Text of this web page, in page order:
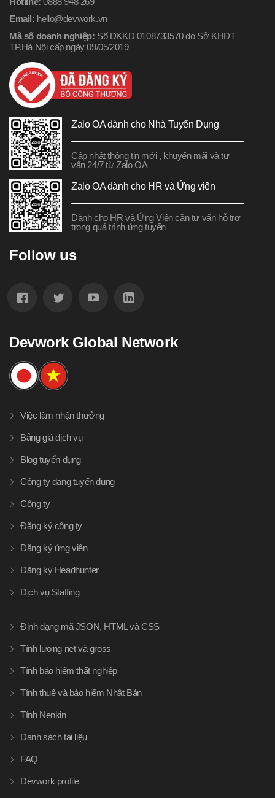
Email: hello@devwork.vn
Mã số doanh nghiệp: Số DKKD 0108733570 do Sở KHĐT
TP.Hà Nội cấp ngày 09/05/2019
Zalo OA dành cho Nhà Tuyển Dụng
Cập nhật thông tin mới , khuyến mãi và tư
vấn 24/7 từ Zalo OA
Zalo OA dành cho HR và Ứng viên
Dành cho HR và Ứng Viên cần tư vấn hỗ trợ
trong quá trình ứng tuyển
Follow us
Devwork Global Network
Việc làm nhận thưởng
Bảng giá dịch vụ
Blog tuyển dụng
Công ty đang tuyển dụng
Công ty
Đăng ký công ty
Đăng ký ứng viên
Đăng ký Headhunter
Dịch vụ Staffing
Định dạng mã JSON, HTML và CSS
Tính lương net và gross
Tính bảo hiểm thất nghiệp
Tính thuế và bảo hiểm Nhật Bản
Tính Nenkin
Danh sách tài liệu
FAQ
Devwork profile